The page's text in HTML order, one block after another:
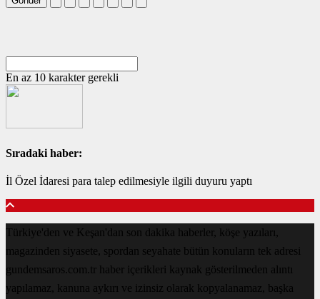
En az 10 karakter gerekli
Sıradaki haber:
İl Özel İdaresi para talep edilmesiyle ilgili duyuru yaptı
Türkiye'den ve Keşan'dan son dakika haberler, köşe yazıları,
magazinden siyasete, spordan seyahate bütün konuların tek adresi
gundemsaros.com.tr haber içerikleri kaynak gösterilmeden alıntı
yapılamaz, kanuna aykırı ve izinsiz olarak kopyalanamaz, başka